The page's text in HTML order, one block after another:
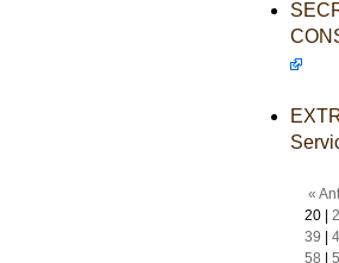
«
20|
39
58